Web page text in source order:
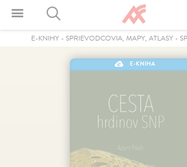
E-KNIHY - SPRIEVODCOVIA, MAPY, ATLASY -
E-KNIHA